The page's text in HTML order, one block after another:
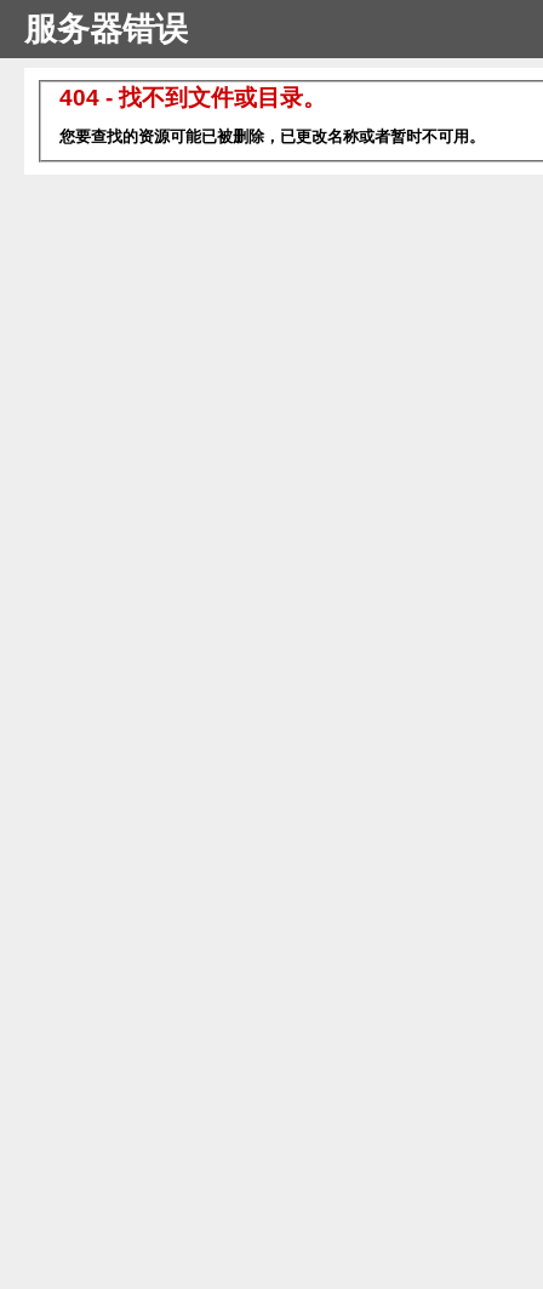
服务器错误
404 - 找不到文件或目录。
您要查找的资源可能已被删除，已更改名称或者暂时不可用。